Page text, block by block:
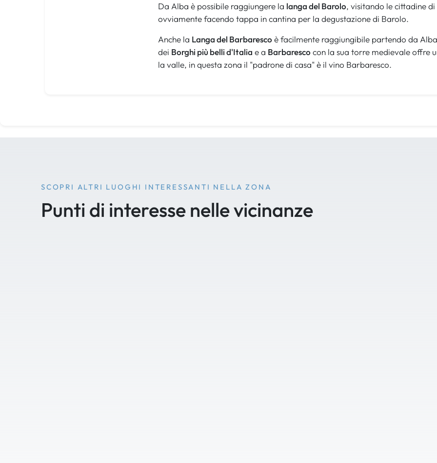
Da Alba è possibile raggiungere la langa del Barolo, visitando le cittadine di
ovviamente facendo tappa in cantina per la degustazione di Barolo.
Anche la Langa del Barbarescoè facilmente raggiungibile partendo da
dei Borghi più belli d'Italia e a Barbarescocon la sua torre medievale offre
la valle, in questa zona il "padrone di casa" è il vino Barbaresco.
SCOPRI ALTRI LUOGHI INTERESSANTI NELLA ZONA
Punti di interesse nelle vicinanze